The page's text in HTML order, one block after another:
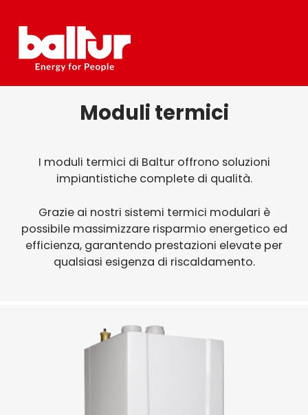
contenuto
Moduli termici
I moduli termici di Baltur offrono soluzioni
impiantistiche complete di qualità.
Grazie ai nostri sistemi termici modulari è
possibile massimizzare risparmio energetico ed
efficienza, garantendo prestazioni elevate per
qualsiasi esigenza di riscaldamento.